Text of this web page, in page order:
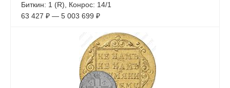
Биткин: 1 (R), Конрос: 14/1
63 427 ₽ — 5 003 699 ₽